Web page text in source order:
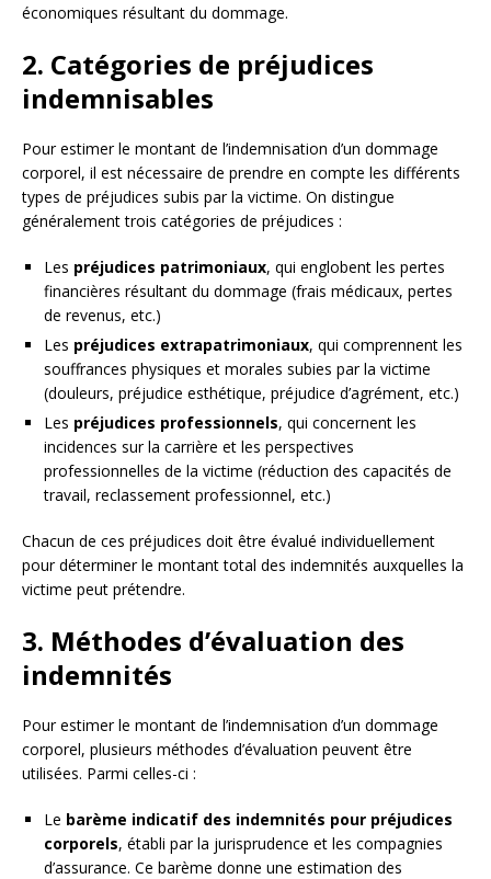
économiques résultant du dommage.
2. Catégories de préjudices
indemnisables
Pour estimer le montant de l’indemnisation d’un dommage
corporel, il est nécessaire de prendre en compte les différents
types de préjudices subis par la victime. On distingue
généralement trois catégories de préjudices :
Les préjudices patrimoniaux, qui englobent les pertes
financières résultant du dommage (frais médicaux, pertes
de revenus, etc.)
Les préjudices extrapatrimoniaux, qui comprennent les
souffrances physiques et morales subies par la victime
(douleurs, préjudice esthétique, préjudice d’agrément, etc.)
Les préjudices professionnels, qui concernent les
incidences sur la carrière et les perspectives
professionnelles de la victime (réduction des capacités de
travail, reclassement professionnel, etc.)
Chacun de ces préjudices doit être évalué individuellement
pour déterminer le montant total des indemnités auxquelles la
victime peut prétendre.
3. Méthodes d’évaluation des
indemnités
Pour estimer le montant de l’indemnisation d’un dommage
corporel, plusieurs méthodes d’évaluation peuvent être
utilisées. Parmi celles-ci :
Le barème indicatif des indemnités pour préjudices
corporels, établi par la jurisprudence et les compagnies
d’assurance. Ce barème donne une estimation des